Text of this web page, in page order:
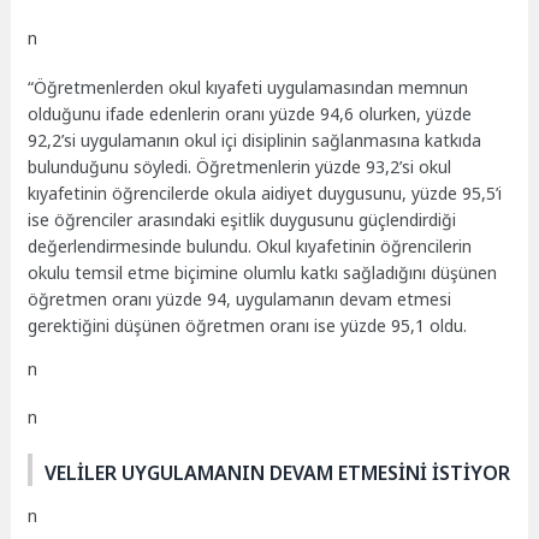
n
“Öğretmenlerden okul kıyafeti uygulamasından memnun
olduğunu ifade edenlerin oranı yüzde 94,6 olurken, yüzde
92,2’si uygulamanın okul içi disiplinin sağlanmasına katkıda
bulunduğunu söyledi. Öğretmenlerin yüzde 93,2’si okul
kıyafetinin öğrencilerde okula aidiyet duygusunu, yüzde 95,5’i
ise öğrenciler arasındaki eşitlik duygusunu güçlendirdiği
değerlendirmesinde bulundu. Okul kıyafetinin öğrencilerin
okulu temsil etme biçimine olumlu katkı sağladığını düşünen
öğretmen oranı yüzde 94, uygulamanın devam etmesi
gerektiğini düşünen öğretmen oranı ise yüzde 95,1 oldu.
n
n
VELİLER UYGULAMANIN DEVAM ETMESİNİ İSTİYOR
n